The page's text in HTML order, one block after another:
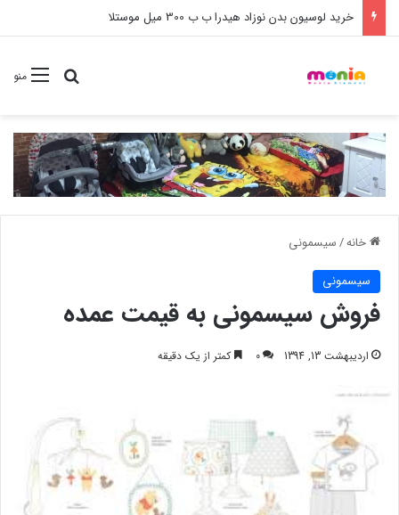
خرید لوسیون بدن نوزاد هیدرا ب ب 300 میل موستلا
منوجستجو
خانه/سیسمونی
سیسمونی
فروش سیسمونی به قیمت عمده
اردیبهشت 13, 1394 0 کمتر از یک دقیقه